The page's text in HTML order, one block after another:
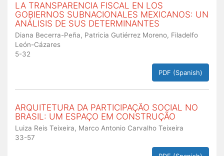
LA TRANSPARENCIA FISCAL EN LOS
GOBIERNOS SUBNACIONALES MEXICANOS: UN
ANÁLISIS DE SUS DETERMINANTES
Diana Becerra-Peña, Patricia Gutiérrez Moreno, Filadelfo
León-Cázares
5-32
PDF (Spanish)
ARQUITETURA DA PARTICIPAÇÃO SOCIAL NO
BRASIL: UM ESPAÇO EM CONSTRUÇÃO
Luiza Reis Teixeira, Marco Antonio Carvalho Teixeira
33-57